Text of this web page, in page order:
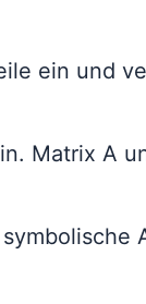
ein und
Matrix A